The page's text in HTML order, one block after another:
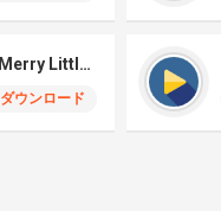
Have Yourself A Merry Little Christmas Live
ダウンロード